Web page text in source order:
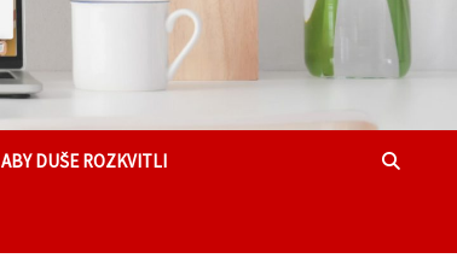
ABY DUŠE ROZKVITLI